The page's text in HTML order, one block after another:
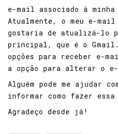
e-mail associado à minha
Atualmente, o meu e-
gostaria de atualizá-lo
principal, que é o
opções para receber e-
a opção para alterar o
Alguém pode me ajudar
informar como fazer
Agradeço desde já!